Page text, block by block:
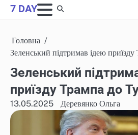
Skip
to
7 DAY
Головна
Зеленський підтримав ідею
Зеленський
приїзду Трампа до
13.05.2025 Деревянко Ольга